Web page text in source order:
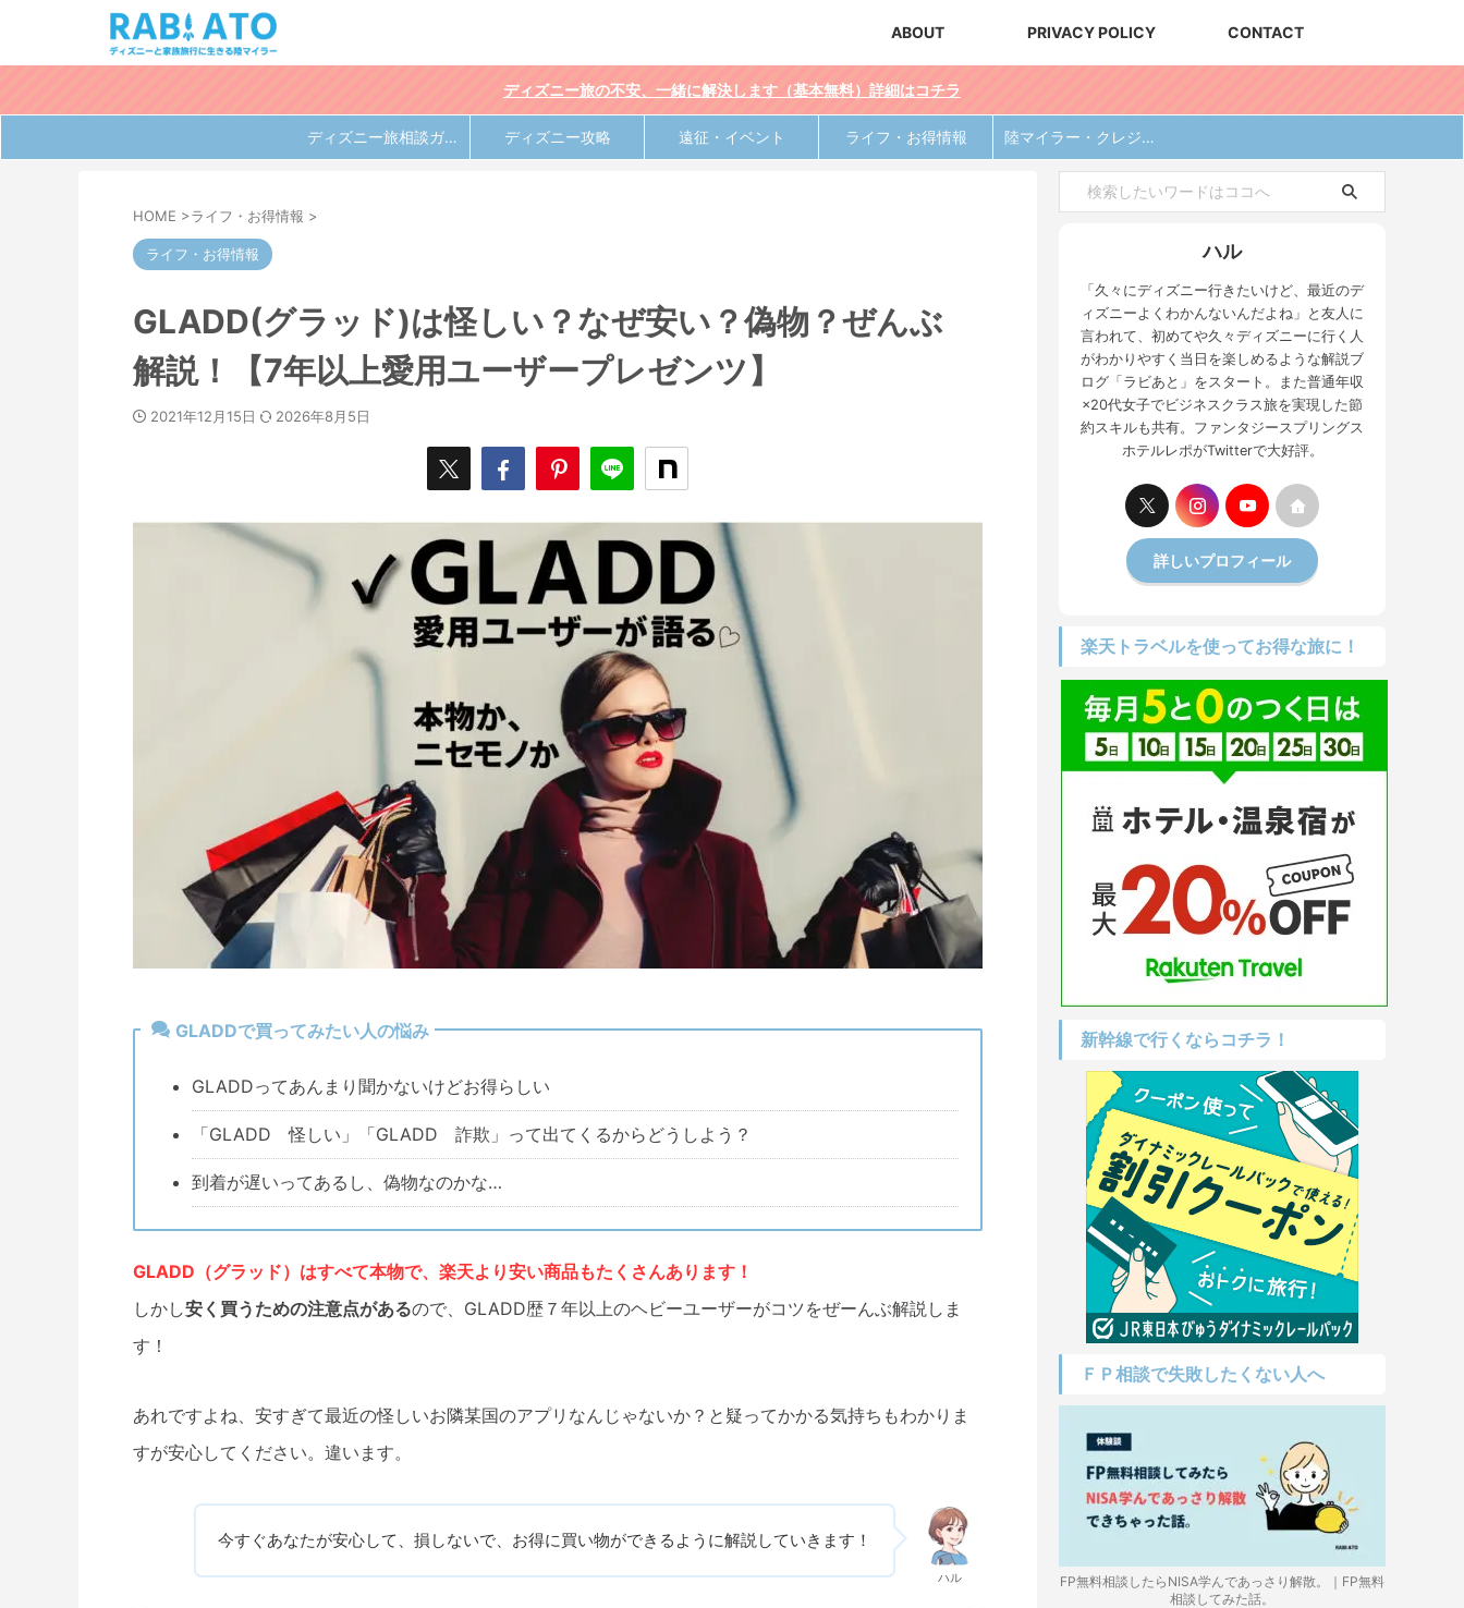
ABOUT PRIVACY POLICY CONTACT
ディズニー旅の不安、一緒に解決します（基本無料）詳細はコチラ
ディズニー旅相談ガイド ディズニー攻略 遠征・イベント ライフ・お得情報 陸マイラー・クレジットカード
HOME >ライフ・お得情報 >
ライフ・お得情報
GLADD(グラッド)は怪しい？なぜ安い？偽物？ぜんぶ
解説！【7年以上愛用ユーザープレゼンツ】
2021年12月15日 2026年8月5日
GLADDで買ってみたい人の悩み
GLADDってあんまり聞かないけどお得らしい
「GLADD 怪しい」「GLADD 詐欺」って出てくるからどうしよう？
到着が遅いってあるし、偽物なのかな…
GLADD（グラッド）はすべて本物で、楽天より安い商品もたくさんあります！
しかし安く買うための注意点があるので、GLADD歴７年以上のヘビーユーザーがコツをぜーんぶ解説しま
す！
あれですよね、安すぎて最近の怪しいお隣某国のアプリなんじゃないか？と疑ってかかる気持ちもわかりま
すが安心してください。違います。
今すぐあなたが安心して、損しないで、お得に買い物ができるように解説していきます！
ハル
ハル
「久々にディズニー行きたいけど、最近のデ
ィズニーよくわかんないんだよね」と友人に
言われて、初めてや久々ディズニーに行く人
がわかりやすく当日を楽しめるような解説ブ
ログ「ラビあと」をスタート。また普通年収
×20代女子でビジネスクラス旅を実現した節
約スキルも共有。ファンタジースプリングス
ホテルレポがTwitterで大好評。
詳しいプロフィール
楽天トラベルを使ってお得な旅に！
新幹線で行くならコチラ！
ＦＰ相談で失敗したくない人へ
FP無料相談したらNISA学んであっさり解散。｜FP無料
相談してみた話。